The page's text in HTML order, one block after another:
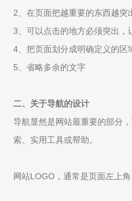
2、在页面把越重要的东西越突
3、可以点击的地方必须突出，
4、把页面划分成明确定义的区
5、省略多余的文字
二、关于导航的设计
导航显然是网站最重要的部分
索、实用工具或帮助。
网站LOGO，通常是页面左上